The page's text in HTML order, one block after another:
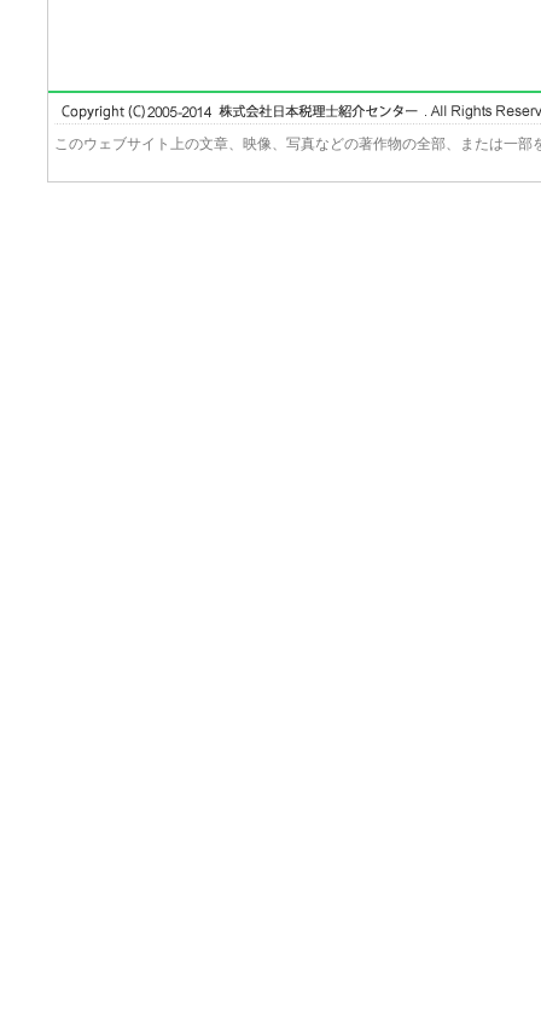
このウェブサイト上の文章、映像、写真などの著作物の全部、または一